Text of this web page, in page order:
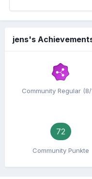
jens's
Community Regular (8/
72
Community Punkte